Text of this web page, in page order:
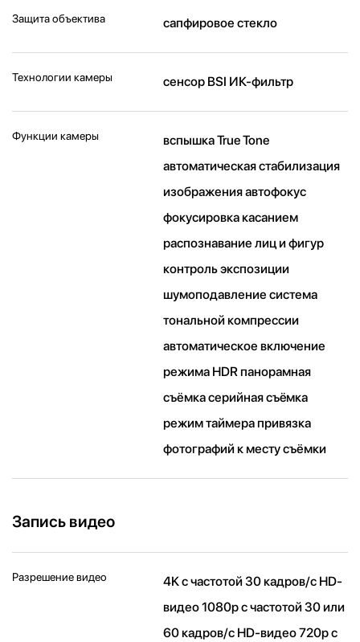
Защита объектива сапфировое стекло
Технологии камеры cенсор BSI ИК-фильтр
Функции камеры
вспышка True Tone
автоматическая стабилизация
изображения автофокус
фокусировка касанием
распознавание лиц и фигур
контроль экспозиции
шумоподавление система
тональной компрессии
автоматическое включение
режима HDR панорамная
съёмка серийная съëмка
режим таймера привязка
фотографий к месту съёмки
Запись видео
Разрешение видео
4K с частотой 30 кадров/ с HD-
видео 1080p с частотой 30 или
60 кадров/ с HD-видео 720p с